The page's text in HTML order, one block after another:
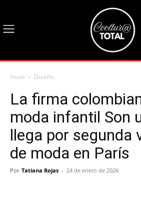
Inicio Diseño
La firma
moda infantil Son
llega por segunda
de moda en París
Por Tatiana Rojas - 24 de enero de 2026